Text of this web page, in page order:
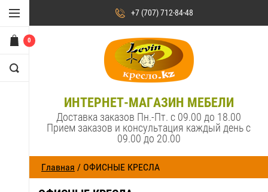
0
+7 (707) 712-84-48
ИНТЕРНЕТ-МАГАЗИН МЕБЕЛИ
Доставка заказов Пн.-Пт. с 09.00 до 18.00
Прием заказов и консультация каждый день с
09.00 до 20.00
Главная / ОФИСНЫЕ КРЕСЛА